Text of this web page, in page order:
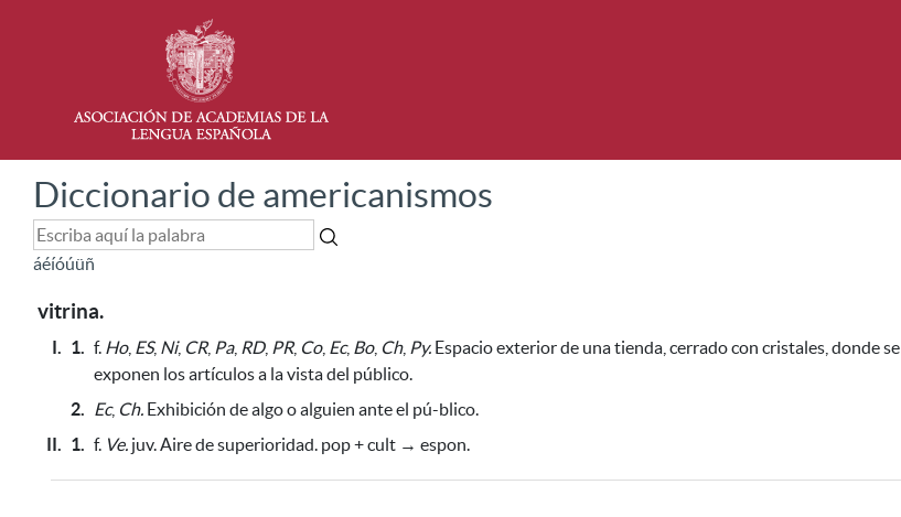
Diccionario de americanismos
áéíóúüñ
vitrina.
I. 1. f. Ho, ES, Ni, CR, Pa, RD, PR, Co, Ec, Bo, Ch, Py. Espacio exterior de una tienda, cerrado con cristales, donde se
exponen los artículos a la vista del público.
2. Ec, Ch. Exhibición de algo o alguien ante el pú-blico.
II. 1. f. Ve. juv. Aire de superioridad. pop + cult → espon.